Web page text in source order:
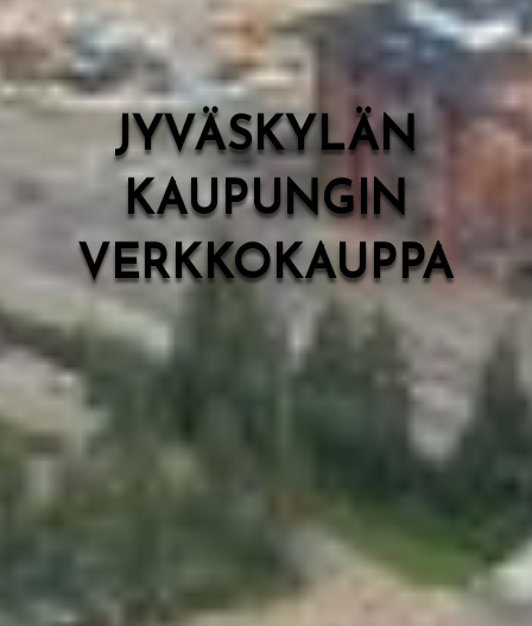
JYVÄSKYLÄN
KAUPUNGIN
VERKKOKAUPPA